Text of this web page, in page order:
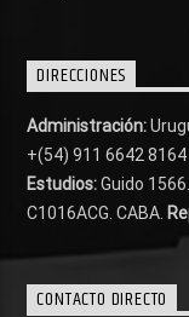
DIRECCIONES
Administración:
+(54) 911 6642 8164 |
Estudios:Guido 1566.
C1016ACG . CABA.
CONTACTO DIRECTO